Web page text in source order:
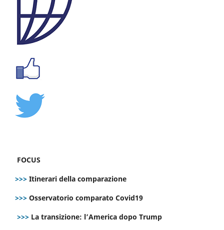
FOCUS
>>> Itinerari della comparazione
>>> Osservatorio comparato Covid19
>>> La transizione: l’America dopo Trump